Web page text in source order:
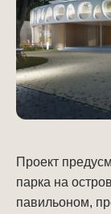
Проект
парка на
павильоном,